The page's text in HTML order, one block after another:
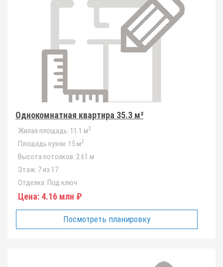
Однокомнатная квартира 35.3 м²
Жилая площадь: 11.1 м2
Площадь кухни: 15 м2
Высота потолков: 2.61 м
Этаж: 7 из 17
Отделка: Под ключ
Цена: 4.16 млн ₽
Посмотреть планировку